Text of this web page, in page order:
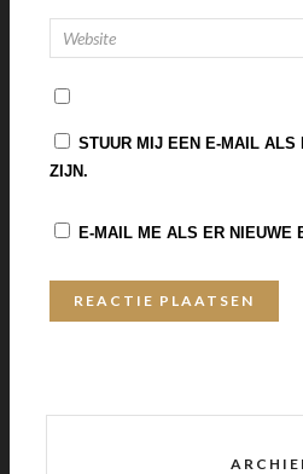
STUUR MIJ EEN E-MAIL ALS
ZIJN.
E-MAIL ME ALS ER NIEUWE